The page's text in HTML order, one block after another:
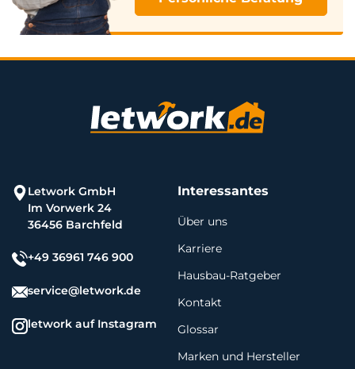
Letwork GmbH
Im Vorwerk 24
36456 Barchfeld
+49 36961 746 900
service@letwork.de
letwork auf Instagram
Interessantes
Über uns
Karriere
Hausbau-Ratgeber
Kontakt
Glossar
Marken und Hersteller